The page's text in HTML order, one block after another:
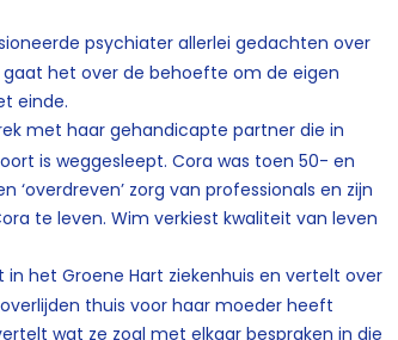
psychiater allerlei gedachten over
het over de behoefte om de eigen
einde.
met haar gehandicapte partner die in
is weggesleept. Cora was toen 50- en
‘overdreven’ zorg van professionals en zijn
te leven. Wim verkiest kwaliteit van leven
in het Groene Hart ziekenhuis en vertelt over
thuis voor haar moeder heeft
wat ze zoal met elkaar bespraken in die